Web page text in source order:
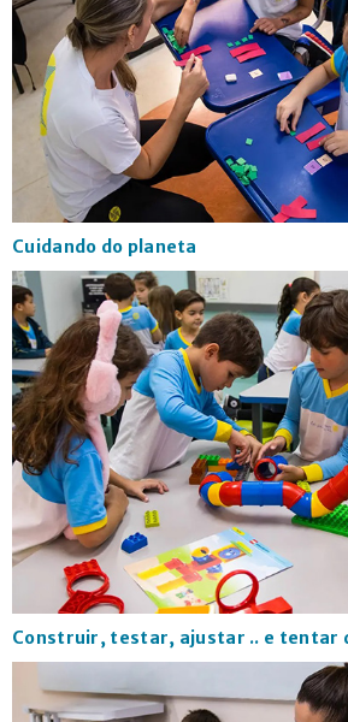
Cuidando do planeta
Construir, testar, ajustar .. e tentar